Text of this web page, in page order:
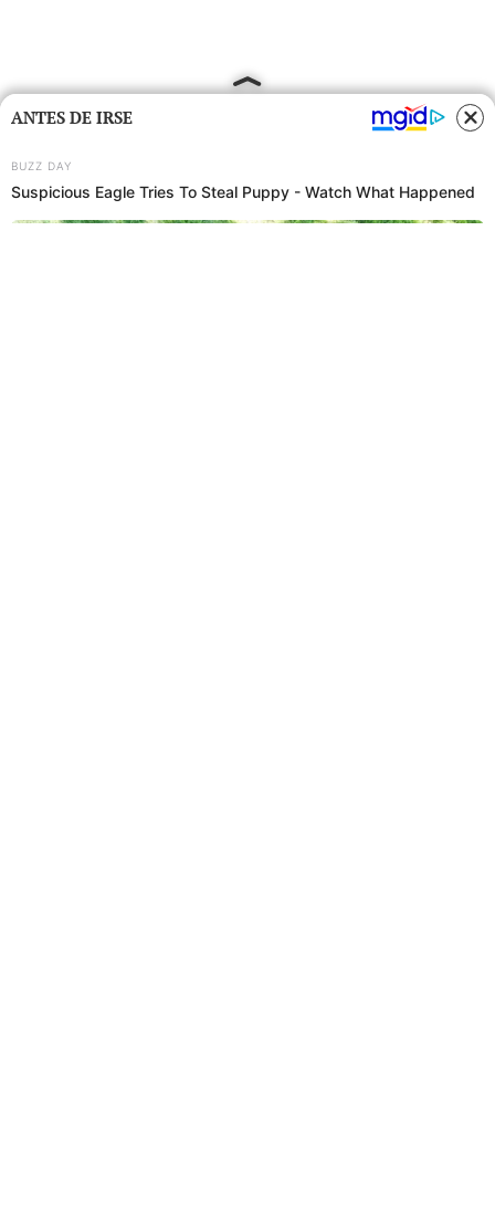
ANTES DE IRSE